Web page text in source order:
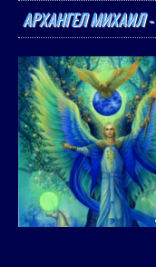
АРХАНГЕЛ МИХАИЛ